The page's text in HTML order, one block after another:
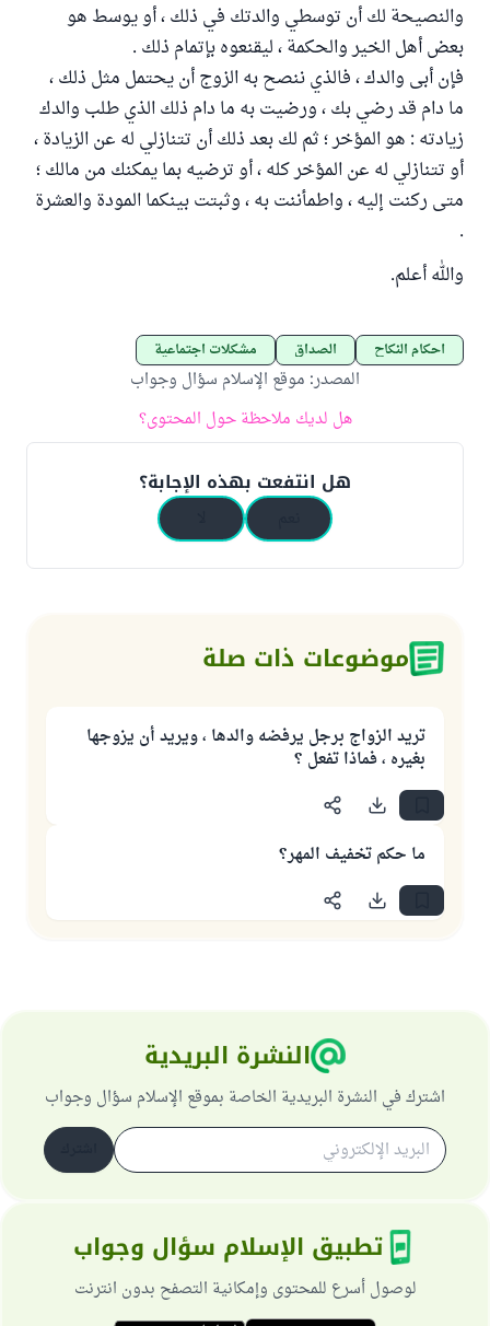
والنصيحة لك أن توسطي والدتك في ذلك ، أو يوسط هو
بعض أهل الخير والحكمة ، ليقنعوه بإتمام ذلك .
فإن أبى والدك ، فالذي ننصح به الزوج أن يحتمل مثل ذلك ،
ما دام قد رضي بك ، ورضيت به ما دام ذلك الذي طلب والدك
زيادته : هو المؤخر ؛ ثم لك بعد ذلك أن تتنازلي له عن الزيادة ،
أو تتنازلي له عن المؤخر كله ، أو ترضيه بما يمكنك من مالك ؛
متى ركنت إليه ، واطمأننت به ، وثبتت بينكما المودة والعشرة
.
والله أعلم.
أحكام النكاح الصداق مشكلات اجتماعية
المصدر: موقع الإسلام سؤال وجواب
هل لديك ملاحظة حول المحتوى؟
هل انتفعت بهذه الإجابة؟
موضوعات ذات صلة
تريد الزواج برجل يرفضه والدها ، ويريد أن يزوجها
بغيره ، فماذا تفعل ؟
ما حكم تخفيف المهر؟
النشرة البريدية
اشترك في النشرة البريدية الخاصة بموقع الإسلام سؤال وجواب
تطبيق الإسلام سؤال وجواب
لوصول أسرع للمحتوى وإمكانية التصفح بدون انترنت